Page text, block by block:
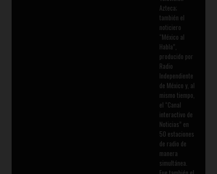
Azteca;
también el
noticiero
“México al
Habla”,
producido por
Radio
Independiente
de México y, al
mismo tiempo,
el “Canal
interactivo de
Noticias” en
50 estaciones
de radio de
manera
simultánea.